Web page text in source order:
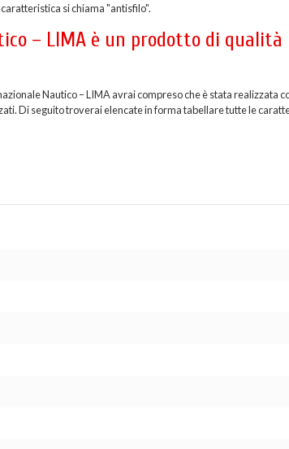
si chiama "antisfilo".
– LIMA è un prodotto di qualità
Nautico – LIMA avrai compreso che è stata realizzata
Di seguito troverai elencate in forma tabellare tutte le